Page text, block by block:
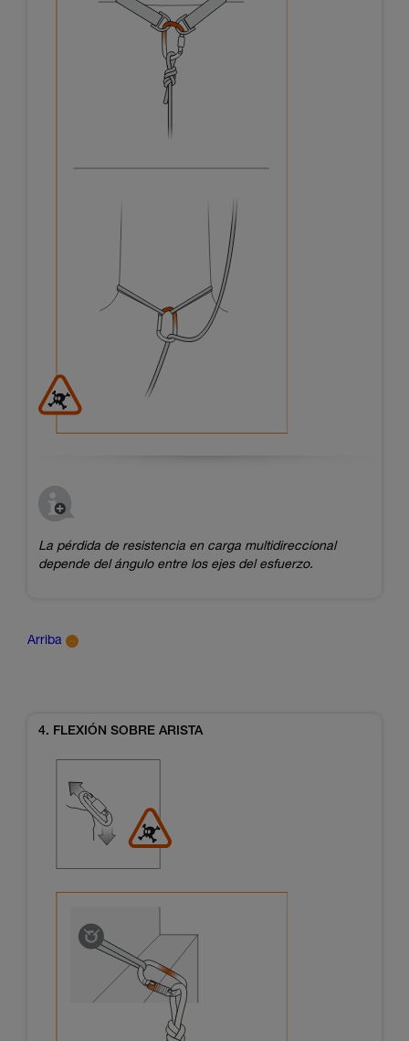
La pérdida de resistencia en carga multidireccional
depende del ángulo entre los ejes del esfuerzo.
Arriba
4. FLEXIÓN SOBRE ARISTA